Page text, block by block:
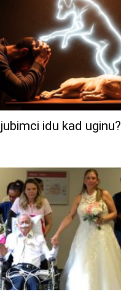
idu kad uginu?